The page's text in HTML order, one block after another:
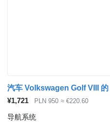
汽车 Volkswagen Golf VIII
¥1,721
PLN 950 ≈ €220.60
导航系统